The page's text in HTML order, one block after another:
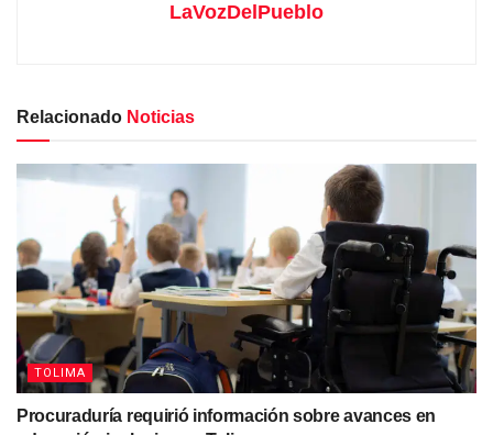
LaVozDelPueblo
Relacionado Noticias
TOLIMA
Procuraduría requirió información sobre avances en